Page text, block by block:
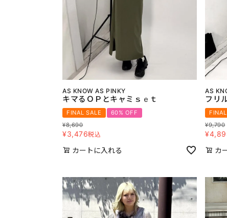
AS KNOW AS PINKY
キマるＯＰとキャミｓｅｔ
FINAL SALE
60% OFF
¥8,690
¥3,476税込
カートに入れる
AS
フリ
¥9,790
¥
カ